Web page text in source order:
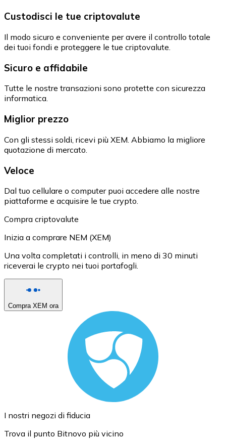
Custodisci le tue criptovalute
Il modo sicuro e conveniente per avere il controllo totale
dei tuoi fondi e proteggere le tue criptovalute.
Sicuro e affidabile
Tutte le nostre transazioni sono protette con sicurezza
informatica.
Miglior prezzo
Con gli stessi soldi, ricevi più XEM. Abbiamo la migliore
quotazione di mercato.
Veloce
Dal tuo cellulare o computer puoi accedere alle nostre
piattaforme e acquisire le tue crypto.
Compra criptovalute
Inizia a comprare NEM (XEM)
Una volta completati i controlli, in meno di 30 minuti
riceverai le crypto nei tuoi portafogli.
Compra XEM ora
I nostri negozi di fiducia
Trova il punto Bitnovo più vicino